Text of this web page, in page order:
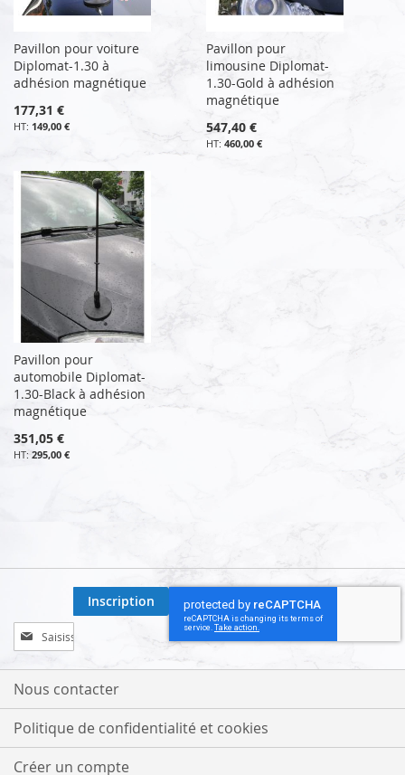
Pavillon pour voiture
Diplomat-1.30 à
adhésion magnétique
177,31 €
149,00 €
Pavillon pour
limousine Diplomat-
1.30-Gold à adhésion
magnétique
547,40 €
460,00 €
Pavillon pour
automobile Diplomat-
1.30-Black à adhésion
magnétique
351,05 €
295,00 €
Inscription
à
notre
lettre
:
Inscription
Nous contacter
Politique de confidentialité et cookies
Créer un compte